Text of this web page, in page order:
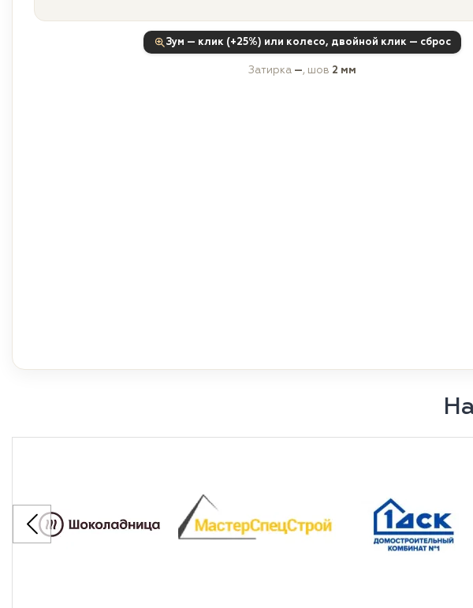
Зум — клик (+25%) или колесо, двойной клик — сброс
Затирка —, шов 2 мм